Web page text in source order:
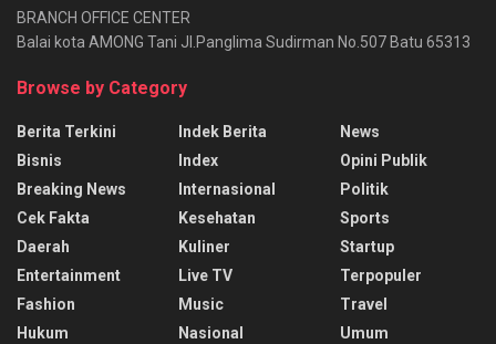
BRANCH OFFICE CENTER
Balai kota AMONG Tani Jl.Panglima Sudirman No.507 Batu 65313
Browse by Category
Berita Terkini
Bisnis
Breaking News
Cek Fakta
Daerah
Entertainment
Fashion
Hukum
Indek Berita
Index
Internasional
Kesehatan
Kuliner
Live TV
Music
Nasional
News
Opini Publik
Politik
Sports
Startup
Terpopuler
Travel
Umum